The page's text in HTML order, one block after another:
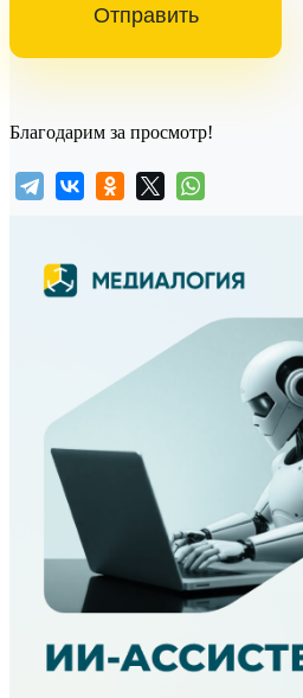
Благодарим за просмотр!